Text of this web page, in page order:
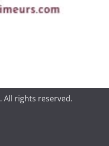
. All rights reserved.